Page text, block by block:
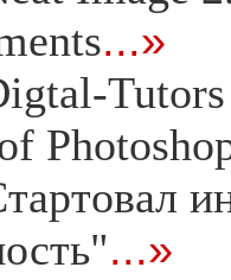
...»
...»